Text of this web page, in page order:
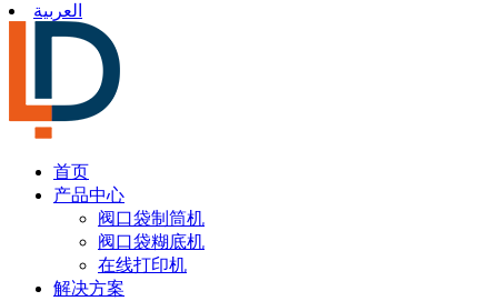
العربية
首页
产品中心
阀口袋制筒机
阀口袋糊底机
在线打印机
解决方案